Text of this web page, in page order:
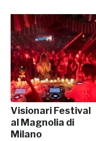
Visionari Festival
al Magnolia di
Milano